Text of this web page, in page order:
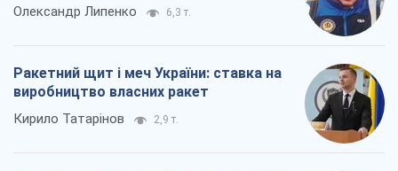
Олександр Липенко 6,3 т.
Ракетний щит і меч України: ставка на
виробництво власних ракет
Кирило Татарінов 2,9 т.